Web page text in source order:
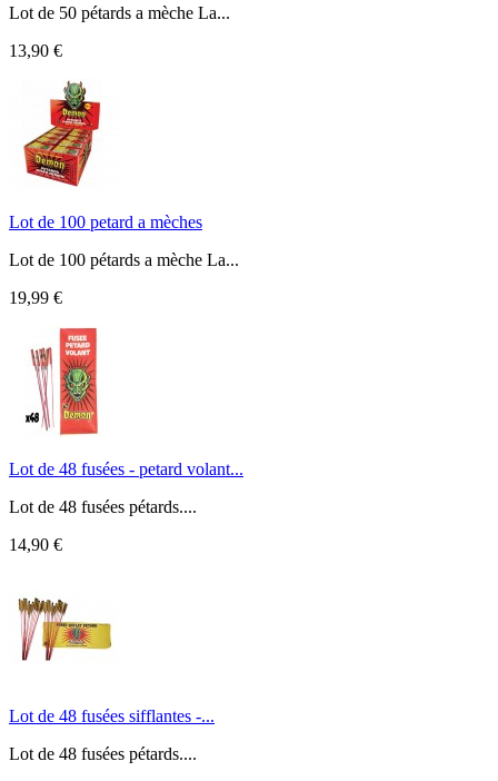
Lot de 50 pétards a mèche La...
13,90 €
Lot de 100 petard a mèches
Lot de 100 pétards a mèche La...
19,99 €
Lot de 48 fusées - petard volant...
Lot de 48 fusées pétards....
14,90 €
Lot de 48 fusées sifflantes -...
Lot de 48 fusées pétards....